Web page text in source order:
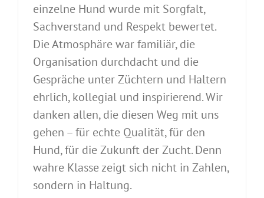
einzelne Hund wurde mit Sorgfalt,
Sachverstand und Respekt bewertet.
Die Atmosphäre war familiär, die
Organisation durchdacht und die
Gespräche unter Züchtern und Haltern
ehrlich, kollegial und inspirierend. Wir
danken allen, die diesen Weg mit uns
gehen – für echte Qualität, für den
Hund, für die Zukunft der Zucht. Denn
wahre Klasse zeigt sich nicht in Zahlen,
sondern in Haltung.